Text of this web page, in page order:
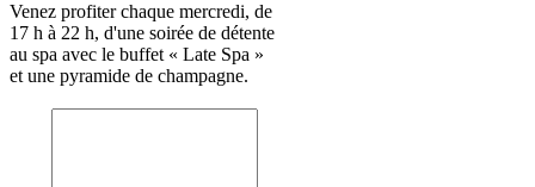
Venez profiter chaque mercredi, de
17 h à 22 h, d'une soirée de détente
au spa avec le buffet « Late Spa »
et une pyramide de champagne.